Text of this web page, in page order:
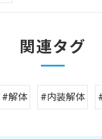
関連タグ
#解体 #内装解体